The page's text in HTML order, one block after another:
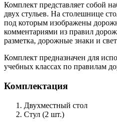
Комплект представляет собой
двух стульев. На столешнице
под которым изображены
комментариями из правил
разметка, дорожные знаки и
Комплект предназначен для
учебных классах по правилам
Комплектация
Двухместный стол
Стул (2 шт.)